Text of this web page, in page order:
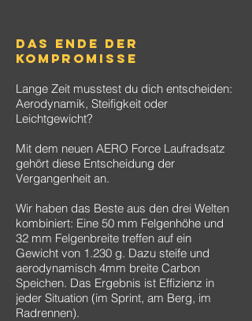
Das Ende der
Kompromisse
Lange Zeit musstest du dich entscheiden:
Aerodynamik, Steifigkeit oder
Leichtgewicht?
Mit dem neuen AERO Force Laufradsatz
gehört diese Entscheidung der
Vergangenheit an.
Wir haben das Beste aus den drei Welten
kombiniert: Eine 50 mm Felgenhöhe und
32 mm Felgenbreite treffen auf ein
Gewicht von 1.230 g. Dazu steife und
aerodynamisch 4mm breite Carbon
Speichen. Das Ergebnis ist Effizienz in
jeder Situation (im Sprint, am Berg, im
Radrennen).